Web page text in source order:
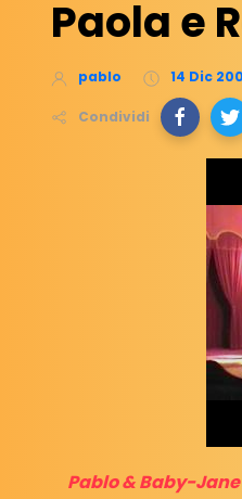
Paola e
pablo 14 Dic
Condividi
Pablo & Baby-